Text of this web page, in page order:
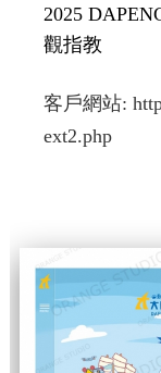
2025
觀指教
客戶網站:
ext2.php